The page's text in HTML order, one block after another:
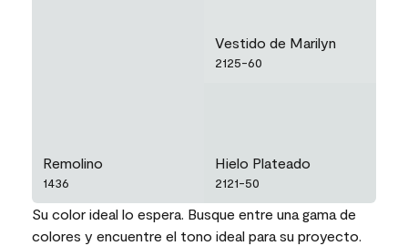
Remolino
1436
Vestido de Marilyn
2125-60
Hielo Plateado
2121-50
Su color ideal lo espera. Busque entre una gama de
colores y encuentre el tono ideal para su proyecto.